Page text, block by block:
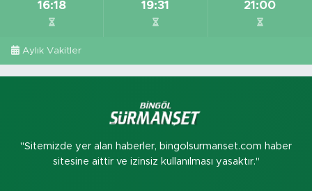
16:18 19:31 21:00
Aylık Vakitler
"Sitemizde yer alan haberler, bingolsurmanset.com haber
sitesine aittir ve izinsiz kullanılması yasaktır."